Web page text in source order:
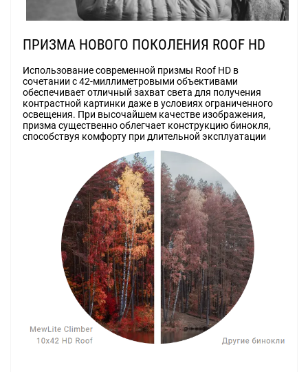
ПРИЗМА НОВОГО ПОКОЛЕНИЯ ROOF HD
Использование современной призмы Roof HD в
сочетании с 42-миллиметровыми объективами
обеспечивает отличный захват света для получения
контрастной картинки даже в условиях ограниченного
освещения. При высочайшем качестве изображения,
призма существенно облегчает конструкцию бинокля,
способствуя комфорту при длительной эксплуатации